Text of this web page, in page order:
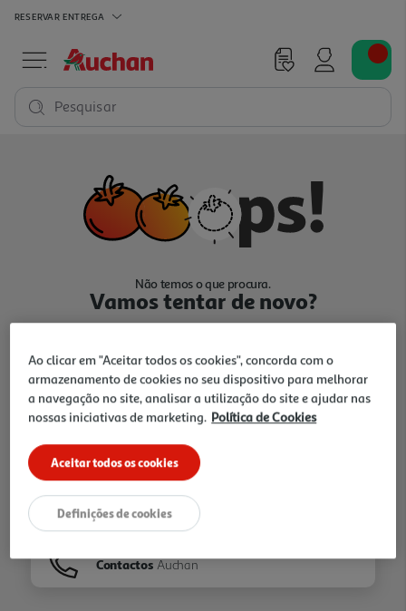
RESERVAR ENTREGA
Pesquisar
Não temos o que procura.
Vamos tentar de novo?
Ir para Homepage
Folhetos
Contactos Auchan
Ao clicar em "Aceitar todos os cookies", concorda com o
armazenamento de cookies no seu dispositivo para melhorar
a navegação no site, analisar a utilização do site e ajudar nas
nossas iniciativas de marketing. Política de Cookies
Aceitar todos os cookies
Definições de cookies